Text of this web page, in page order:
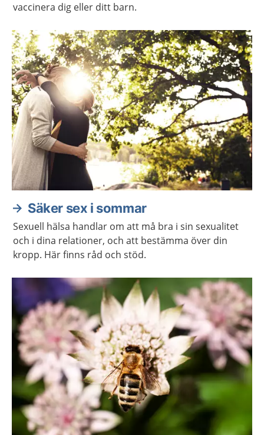
vaccinera dig eller ditt barn.
Säker sex i sommar
Sexuell hälsa handlar om att må bra i sin sexualitet
och i dina relationer, och att bestämma över din
kropp. Här finns råd och stöd.